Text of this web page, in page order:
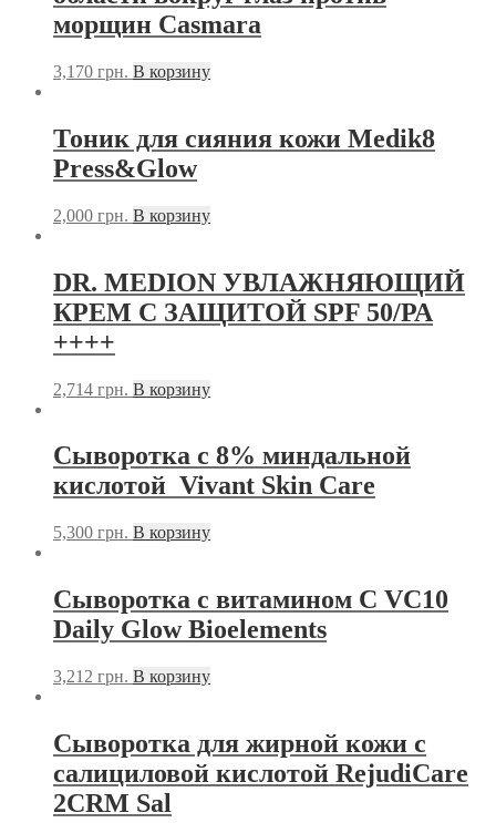
морщин Casmara
3,170 грн. В корзину
Тоник для сияния кожи Medik8
Press&Glow
2,000 грн. В корзину
DR. MEDION УВЛАЖНЯЮЩИЙ
КРЕМ С ЗАЩИТОЙ SPF 50/РА
++++
2,714 грн. В корзину
Сыворотка с 8% миндальной
кислотой Vivant Skin Care
5,300 грн. В корзину
Сыворотка с витамином С VC10
Daily Glow Bioelements
3,212 грн. В корзину
Сыворотка для жирной кожи с
салициловой кислотой RejudiCare
2CRM Sal